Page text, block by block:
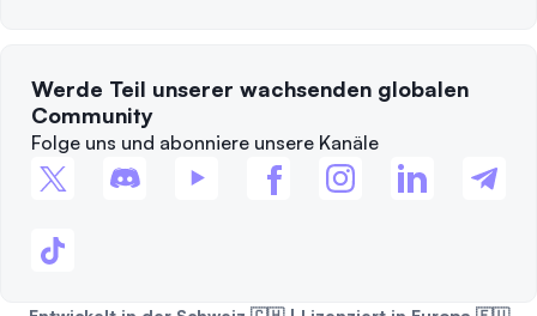
Werde Teil unserer wachsenden globalen
Community
Folge uns und abonniere unsere Kanäle